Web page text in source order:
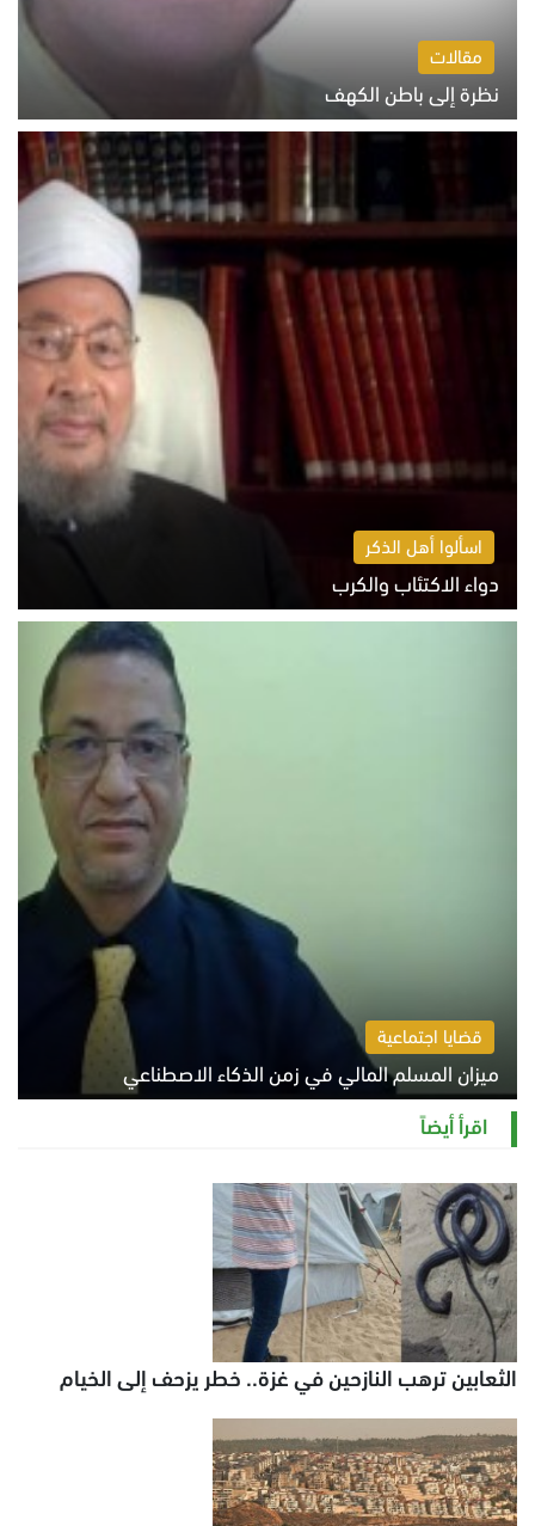
مقالات
نظرة إلى باطن الكهف
السبت 8 أغسطس 2026 11:04 ص
اسألوا أهل الذكر
دواء الاكتئاب والكرب
السبت 8 أغسطس 2026 10:54 ص
قضايا اجتماعية
ميزان المسلم المالي في زمن الذكاء الاصطناعي
السبت 8 أغسطس 2026 11:21 ص
اقرأ أيضاً
الثعابين ترهب النازحين في غزة.. خطر يزحف إلى الخيام